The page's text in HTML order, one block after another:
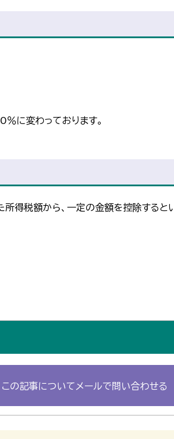
に変わっております。
得税額から、一定の金額を控除すると
この記事についてメールで問い合わせる